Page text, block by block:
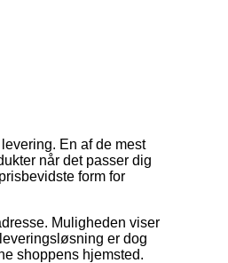
En af de mest
når det passer dig
form for
Muligheden viser
er dog
shoppens hjemsted.